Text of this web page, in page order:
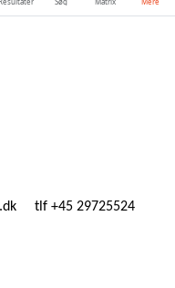
tlf +45 29725524